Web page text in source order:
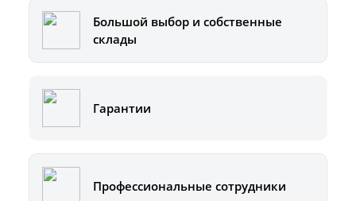
Большой выбор и собственные
склады
Гарантии
Профессиональные сотрудники